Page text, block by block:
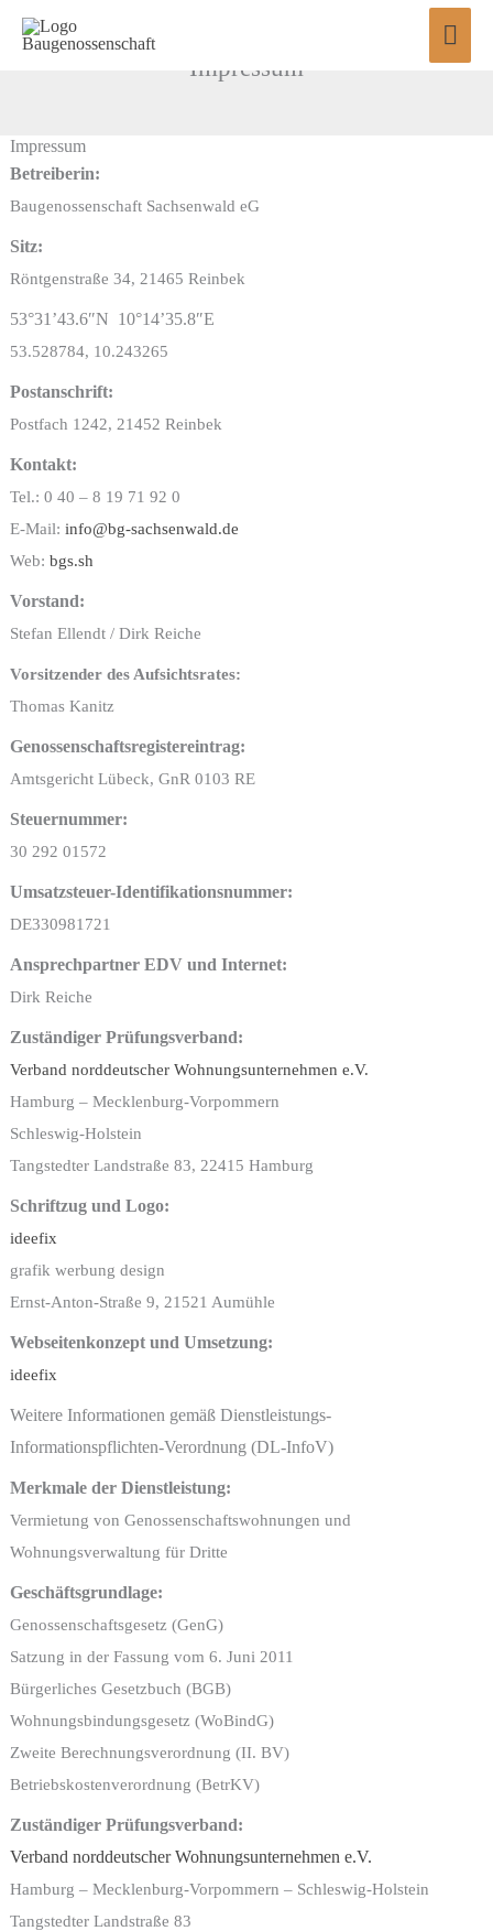
Zum
Inhalt
Impressum
Impressum
Betreiberin:
Baugenossenschaft Sachsenwald eG
Sitz:
Röntgenstraße 34, 21465 Reinbek
53°31’43.6″N 10°14’35.8″E
53.528784, 10.243265
Postanschrift:
Postfach 1242, 21452 Reinbek
Kontakt:
Tel.: 0 40 – 8 19 71 92 0
E-Mail: info@bg-sachsenwald.de
Web: bgs.sh
Vorstand:
Stefan Ellendt / Dirk Reiche
Vorsitzender des Aufsichtsrates:
Thomas Kanitz
Genossenschaftsregistereintrag:
Amtsgericht Lübeck, GnR 0103 RE
Steuernummer:
30 292 01572
Umsatzsteuer-Identifikationsnummer:
DE330981721
Ansprechpartner EDV und Internet:
Dirk Reiche
Zuständiger Prüfungsverband:
Verband norddeutscher Wohnungsunternehmen e.V.
Hamburg – Mecklenburg-Vorpommern
Schleswig-Holstein
Tangstedter Landstraße 83, 22415 Hamburg
Schriftzug und Logo:
ideefix
grafik werbung design
Ernst-Anton-Straße 9, 21521 Aumühle
Webseitenkonzept und Umsetzung:
ideefix
Weitere Informationen gemäß Dienstleistungs-
Informationspflichten-Verordnung (DL-InfoV)
Merkmale der Dienstleistung:
Vermietung von Genossenschaftswohnungen und
Wohnungsverwaltung für Dritte
Geschäftsgrundlage:
Genossenschaftsgesetz (GenG)
Satzung in der Fassung vom 6. Juni 2011
Bürgerliches Gesetzbuch (BGB)
Wohnungsbindungsgesetz (WoBindG)
Zweite Berechnungsverordnung (II. BV)
Betriebskostenverordnung (BetrKV)
Zuständiger Prüfungsverband:
Verband norddeutscher Wohnungsunternehmen e.V.
Hamburg – Mecklenburg-Vorpommern – Schleswig-Holstein
Tangstedter Landstraße 83